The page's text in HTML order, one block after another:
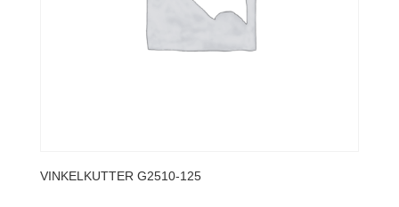
VINKELKUTTER G2510-125